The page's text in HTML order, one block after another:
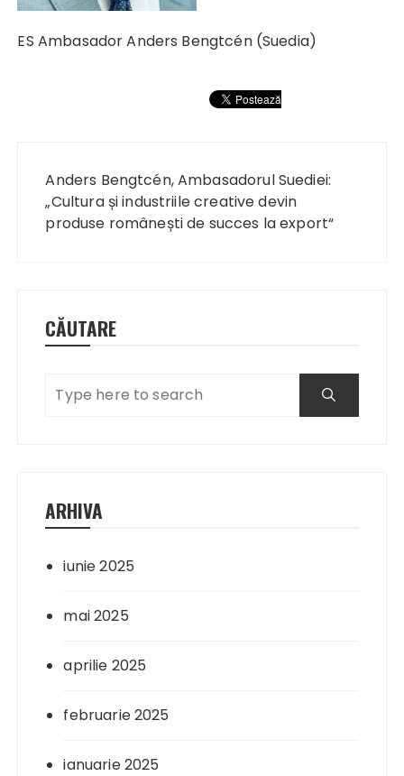
ES Ambasador Anders Bengtcén (Suedia)
articole
Anders Bengtcén, Ambasadorul Suediei:
„Cultura și industriile creative devin
produse românești de succes la export“
CĂUTARE
ARHIVA
iunie 2025
mai 2025
aprilie 2025
februarie 2025
ianuarie 2025